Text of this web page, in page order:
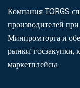
Компания TORGS
производителей
Минпромторга и
рынки: госзакупки,
маркетплейсы.